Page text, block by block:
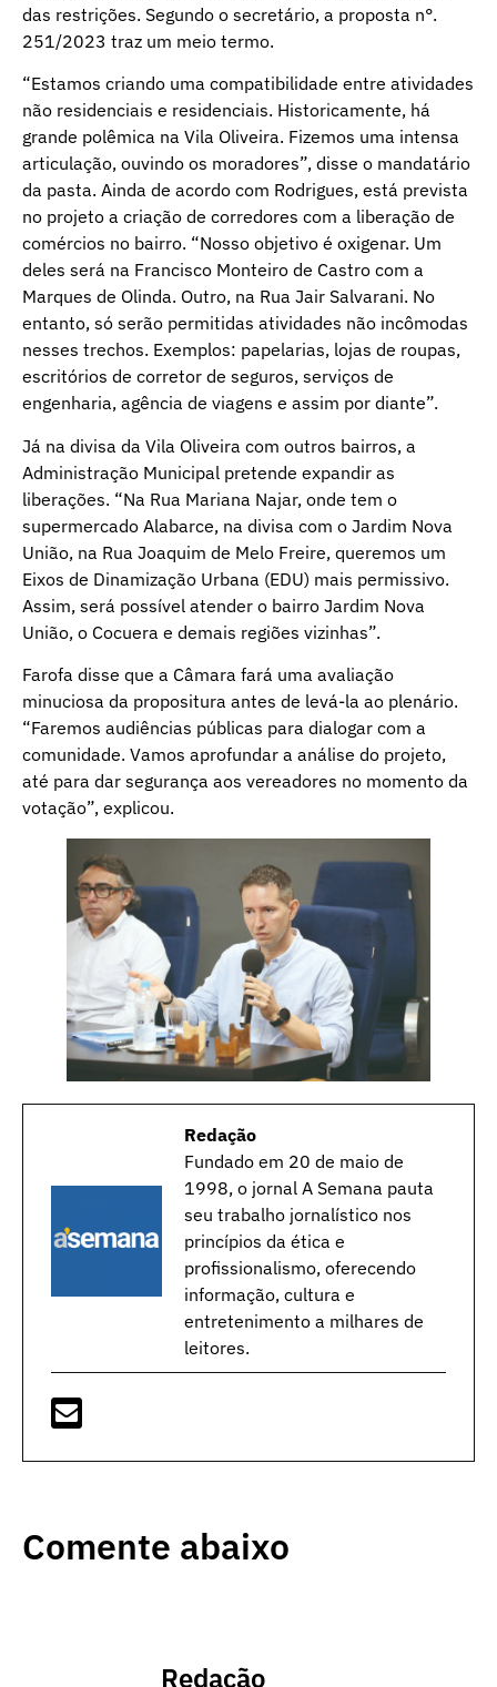
das restrições. Segundo o secretário, a proposta n°.
251/2023 traz um meio termo.
“Estamos criando uma compatibilidade entre atividades
não residenciais e residenciais. Historicamente, há
grande polêmica na Vila Oliveira. Fizemos uma intensa
articulação, ouvindo os moradores”, disse o mandatário
da pasta. Ainda de acordo com Rodrigues, está prevista
no projeto a criação de corredores com a liberação de
comércios no bairro. “Nosso objetivo é oxigenar. Um
deles será na Francisco Monteiro de Castro com a
Marques de Olinda. Outro, na Rua Jair Salvarani. No
entanto, só serão permitidas atividades não incômodas
nesses trechos. Exemplos: papelarias, lojas de roupas,
escritórios de corretor de seguros, serviços de
engenharia, agência de viagens e assim por diante”.
Já na divisa da Vila Oliveira com outros bairros, a
Administração Municipal pretende expandir as
liberações. “Na Rua Mariana Najar, onde tem o
supermercado Alabarce, na divisa com o Jardim Nova
União, na Rua Joaquim de Melo Freire, queremos um
Eixos de Dinamização Urbana (EDU) mais permissivo.
Assim, será possível atender o bairro Jardim Nova
União, o Cocuera e demais regiões vizinhas”.
Farofa disse que a Câmara fará uma avaliação
minuciosa da propositura antes de levá-la ao plenário.
“Faremos audiências públicas para dialogar com a
comunidade. Vamos aprofundar a análise do projeto,
até para dar segurança aos vereadores no momento da
votação”, explicou.
Redação
Fundado em 20 de maio de
1998, o jornal A Semana pauta
seu trabalho jornalístico nos
princípios da ética e
profissionalismo, oferecendo
informação, cultura e
entretenimento a milhares de
leitores.
Comente abaixo
Redação